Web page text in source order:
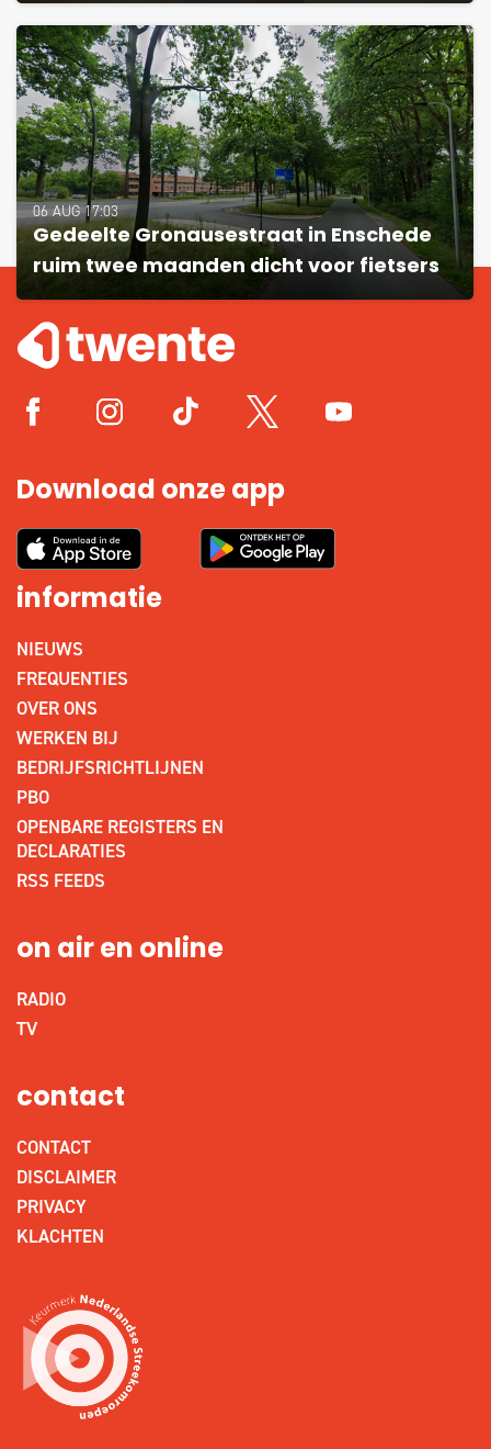
06 AUG 17:03
Gedeelte Gronausestraat in Enschede
ruim twee maanden dicht voor fietsers
Download onze app
informatie
NIEUWS
FREQUENTIES
OVER ONS
WERKEN BIJ
BEDRIJFSRICHTLIJNEN
PBO
OPENBARE REGISTERS EN
DECLARATIES
RSS FEEDS
on air en online
RADIO
TV
contact
CONTACT
DISCLAIMER
PRIVACY
KLACHTEN